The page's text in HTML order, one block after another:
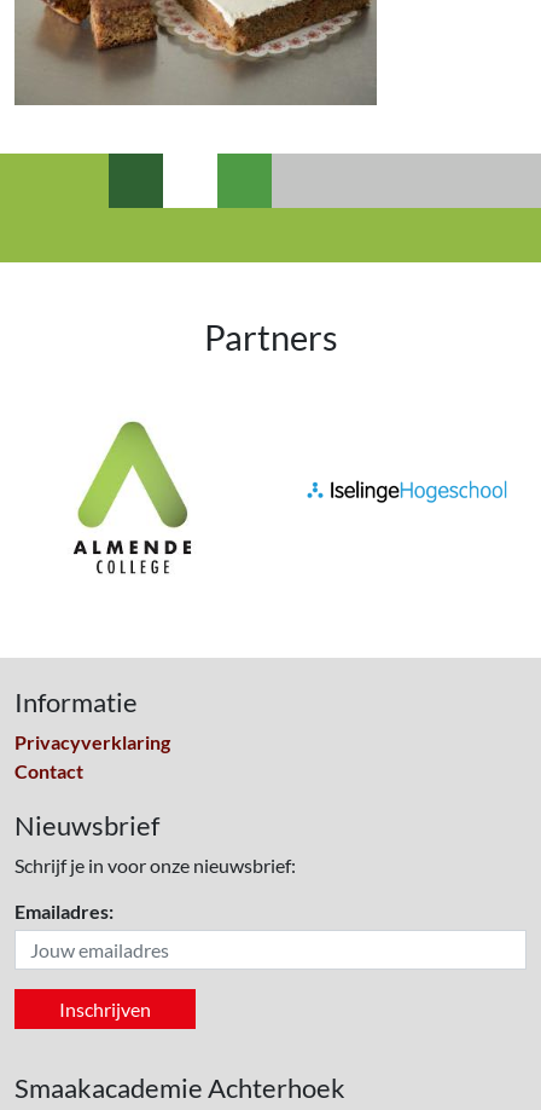
Partners
Informatie
Privacyverklaring
Contact
Nieuwsbrief
Schrijf je in voor onze nieuwsbrief:
Emailadres:
Smaakacademie Achterhoek